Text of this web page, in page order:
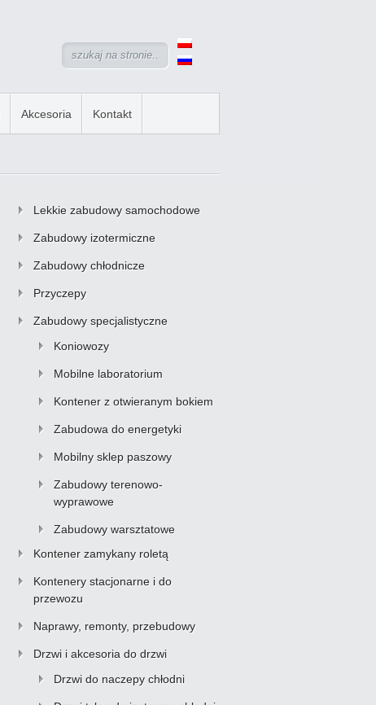
Akcesoria Kontakt
Lekkie zabudowy samochodowe
Zabudowy izotermiczne
Zabudowy chłodnicze
Przyczepy
Zabudowy specjalistyczne
Koniowozy
Mobilne laboratorium
Kontener z otwieranym bokiem
Zabudowa do energetyki
Mobilny sklep paszowy
Zabudowy terenowo-
wyprawowe
Zabudowy warsztatowe
Kontener zamykany roletą
Kontenery stacjonarne i do
przewozu
Naprawy, remonty, przebudowy
Drzwi i akcesoria do drzwi
Drzwi do naczepy chłodni